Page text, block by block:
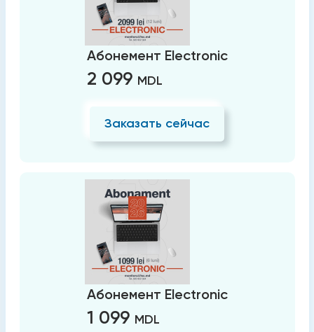
Абонемент Electronic
2 099 MDL
Заказать сейчас
Абонемент Electronic
1 099 MDL